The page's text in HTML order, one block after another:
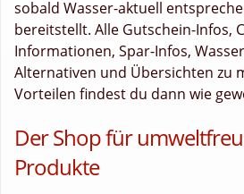
sobald Wasser-aktuell
bereitstellt. Alle Gutschein-Infos,
Informationen, Spar-Infos,
Alternativen und Übersichten zu
Vorteilen findest du dann wie
Der Shop für
Produkte